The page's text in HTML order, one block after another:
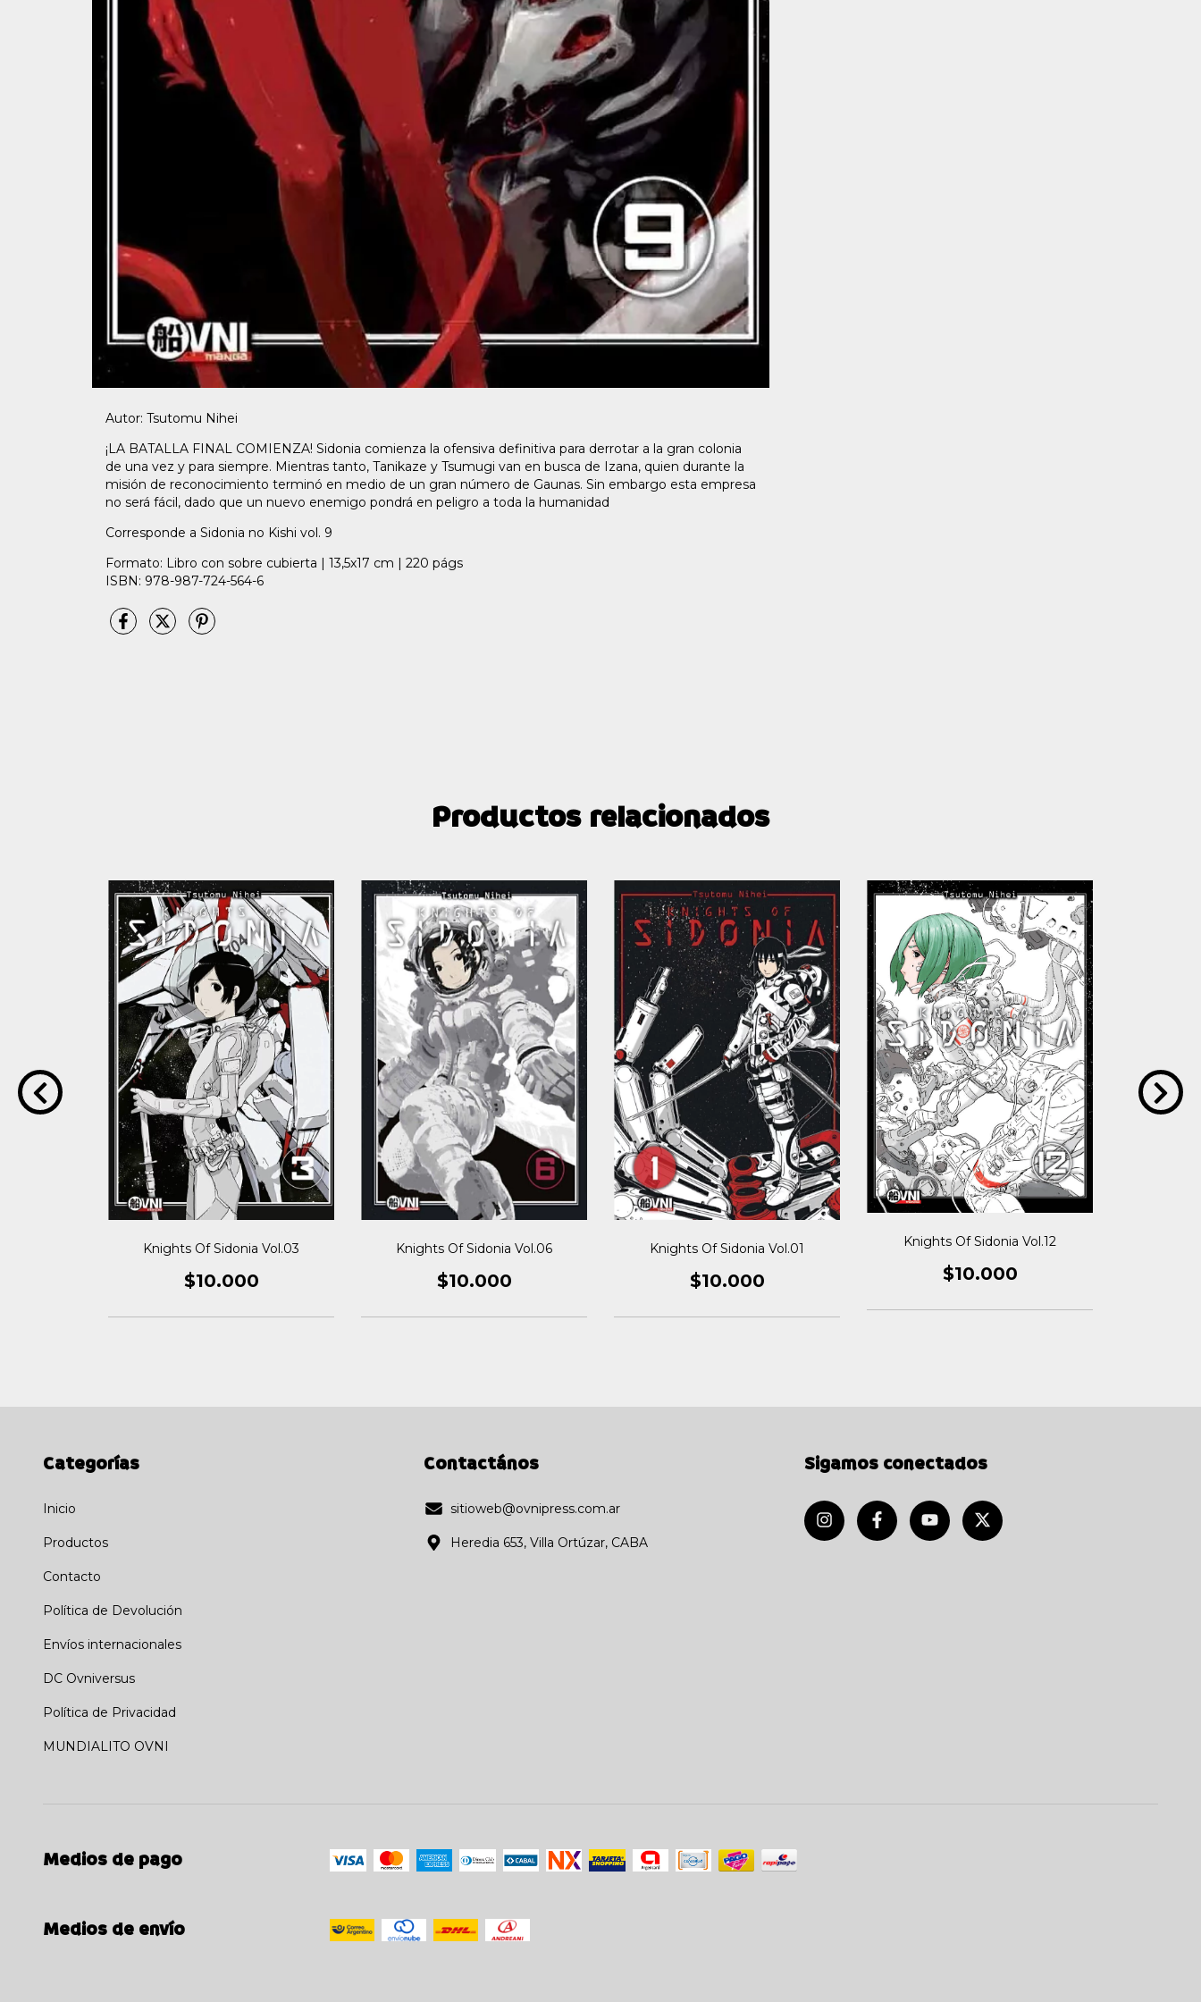
Autor: Tsutomu Nihei
¡LA BATALLA FINAL COMIENZA! Sidonia comienza la ofensiva definitiva para derrotar a la gran colonia
de una vez y para siempre. Mientras tanto, Tanikaze y Tsumugi van en busca de Izana, quien durante la
misión de reconocimiento terminó en medio de un gran número de Gaunas. Sin embargo esta empresa
no será fácil, dado que un nuevo enemigo pondrá en peligro a toda la humanidad
Corresponde a Sidonia no Kishi vol. 9
Formato: Libro con sobre cubierta | 13,5x17 cm | 220 págs
ISBN: 978-987-724-564-6
Productos relacionados
Knights Of Sidonia Vol.03
$10.000
Knights Of Sidonia Vol.06
$10.000
Knights Of Sidonia Vol.01
$10.000
Knights Of Sidonia Vol.12
$10.000
Categorías
Inicio
Productos
Contacto
Política de Devolución
Envíos internacionales
DC Ovniversus
Política de Privacidad
MUNDIALITO OVNI
Contactános
sitioweb@ovnipress.com.ar
Heredia 653, Villa Ortúzar, CABA
Sigamos conectados
Medios de pago
Medios de envío